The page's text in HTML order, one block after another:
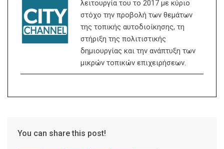
λειτουργία του το 2017 με κύριο
στόχο την προβολή των θεμάτων
της τοπικής αυτοδιοίκησης, τη
στήριξη της πολιτιστικής
δημιουργίας και την ανάπτυξη των
μικρών τοπικών επιχειρήσεων.
You can share this post!